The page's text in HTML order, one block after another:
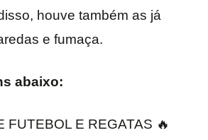
houve também as já
e fumaça.
abaixo:
FUTEBOL E REGATAS 🔥